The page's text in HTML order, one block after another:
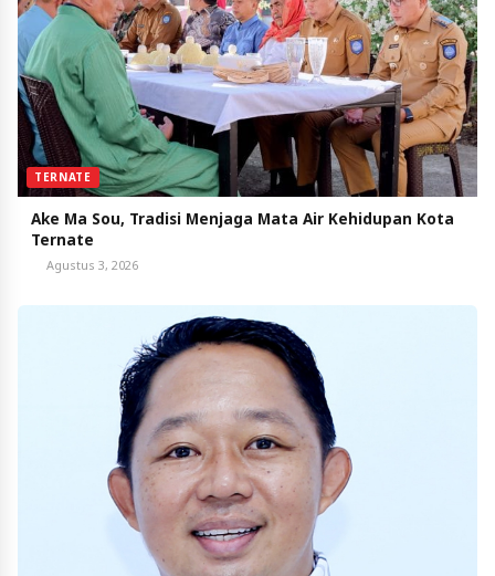
TERNATE
Ake Ma Sou, Tradisi Menjaga Mata Air Kehidupan Kota
Ternate
Agustus 3, 2026